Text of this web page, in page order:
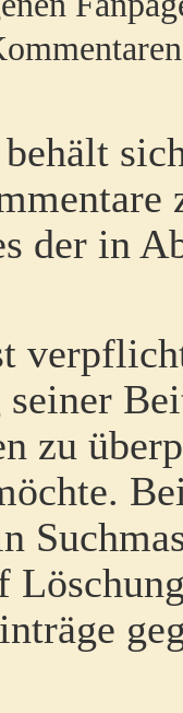
der in
zu